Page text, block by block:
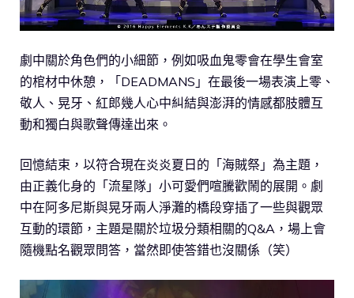
劇中關於角色們的小細節，例如吸血鬼零會在學生會室
的棺材中休憩，「DEADMANS」在最後一場表演上零、
敬人、晃牙、紅郎幾人心中糾結與澎湃的情感都肢體互
動和獨白與歌聲傳達出來。
回憶結束，以符合現在炎炎夏日的「海賊祭」為主題，
由正義化身的「流星隊」小可愛們喧騰歡鬧的展開。劇
中在阿多尼斯與晃牙兩人淨灘的橋段穿插了一些與觀眾
互動的環節，主題是關於垃圾分類相關的Q&A，場上會
隨機點名觀眾問答，當然即使答錯也沒關係（笑）